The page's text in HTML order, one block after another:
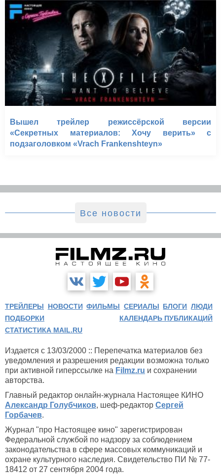
Вышел трейлер режиссёрской версии
«Секретных материалов: Хочу верить» с
подзаголовком «Vrach Frankenshteyn»
Все новости
ТРЕЙЛЕРЫ НОВОСТИ ФИЛЬМЫ СЕРИАЛЫ БЛОГИ ЛЮДИ
ПОДБОРКИ
КАЛЕНДАРЬ ПУБЛИКАЦИЙ
СТАТИСТИКА MAIL.RU
Издается с 13/03/2000 :: Перепечатка материалов без
уведомления и разрешения редакции возможна только
при активной гиперссылке на Filmz.ru и сохранении
авторства.
Главный редактор онлайн-журнала Настоящее КИНО
Александр Голубчиков, шеф-редактор Сергей
Горбачев.
Журнал "про Настоящее кино" зарегистрирован
Федеральной службой по надзору за соблюдением
законодательства в сфере массовых коммуникаций и
охране культурного наследия. Свидетельство ПИ № 77-
18412 от 27 сентября 2004 года.